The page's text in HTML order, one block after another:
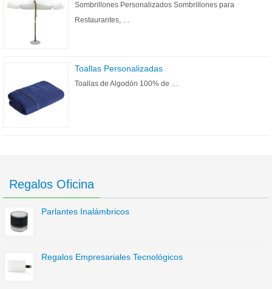
Sombrillones Personalizados Sombrillones para
Restaurantes, …
Toallas Personalizadas
Toallas de Algodón 100% de …
Regalos Oficina
Parlantes Inalámbricos
Regalos Empresariales Tecnológicos